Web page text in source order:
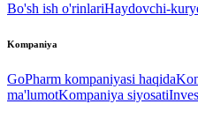
Bo'sh ish o'rinlariHaydovchi-
Kompaniya
GoPharm kompaniyasi haqida
ma'lumotKompaniya siyosati